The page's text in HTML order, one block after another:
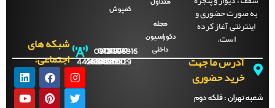
صورت حضوری و
اینترنتی آغاز کرده
متداول
دکوراسیون
کفپوش
آدرس ما جهت
خرید حضوری
تهران :فلکه دوم
09121996816
021-
44288929
021-
44288700
021-
44288701
021-
44288702
شبکه های
اجتماعی: